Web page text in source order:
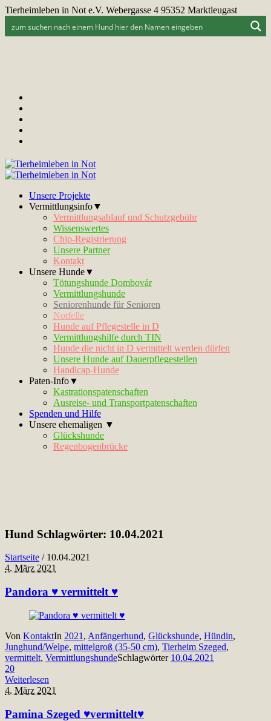
Tierheimleben in Not e.V. Webergasse 4 95352 Marktleugast
Unsere Projekte
Vermittlungsinfo▼
Vermittlungsablauf und Schutzgebühr
Wissenswertes
Chip-Registrierung
Unsere Partner
Kontakt
Unsere Hunde▼
Tötungshunde Dombovár
Vermittlungshunde
Seniorenhunde für Senioren
Notfelle
Hunde auf Pflegestelle in D
Vermittlungshilfe durch TIN
Hunde die nicht in D vermittelt werden dürfen
Unsere Hunde auf Dauerpflegestellen
Handicap-Hunde
Paten-Info▼
Kastrationspatenschaften
Ausreise- und Transportpatenschaften
Spenden und Hilfe
Unsere ehemaligen ▼
Glückshunde
Regenbogenbrücke
Hund Schlagwörter: 10.04.2021
Startseite / 10.04.2021
4. März 2021
Pandora ♥ vermittelt ♥
Von KontaktIn 2021 , Anfängerhund, Glückshunde, Hündin,
Junghund/Welpe, mittelgroß (35-50 cm), Tierheim Szeged,
vermittelt, VermittlungshundeSchlagwörter 10.04.2021
20
Weiterlesen
4. März 2021
Pamina Szeged ♥vermittelt♥